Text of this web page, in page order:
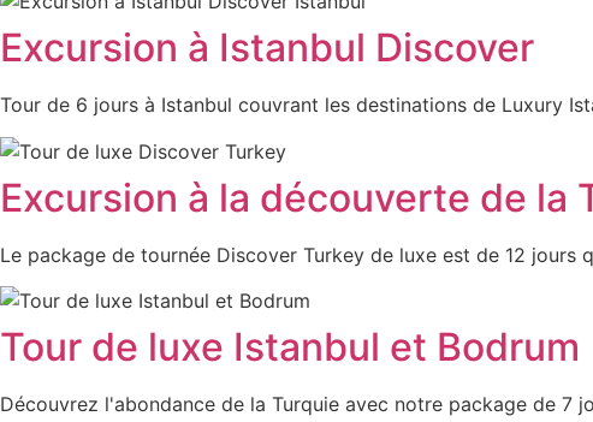
Excursion à Istanbul Discover
Tour de 6 jours à Istanbul couvrant les destinations de Luxury
Excursion à la découverte de la
Le package de tournée Discover Turkey de luxe est de 12
Tour de luxe Istanbul et Bodrum
Découvrez l'abondance de la Turquie avec notre package de 7